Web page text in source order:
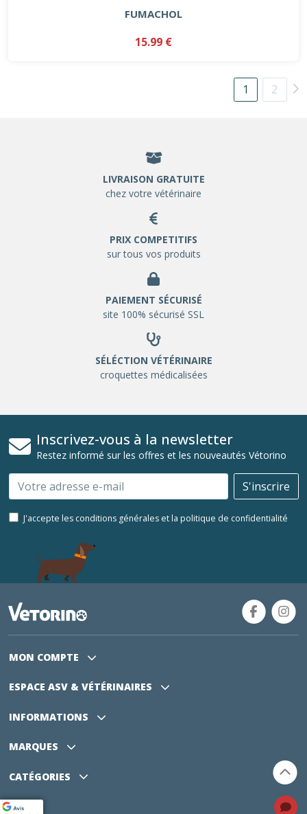
FUMACHOL
15.99 €
1 2
LIVRAISON GRATUITE
chez votre vétérinaire
PRIX COMPETITIFS
sur tous vos produits
PAIEMENT SÉCURISÉ
site 100% sécurisé SSL
SÉLÉCTION VÉTÉRINAIRE
croquettes médicalisées
Inscrivez-vous à la newsletter
Restez informé sur les offres et les nouveautés Vétorino
Email S'inscrire
J'accepte les conditions générales et la politique de confidentialité
MON COMPTE
ESPACE ASV & VÉTÉRINAIRES
INFORMATIONS
MARQUES
CATÉGORIES